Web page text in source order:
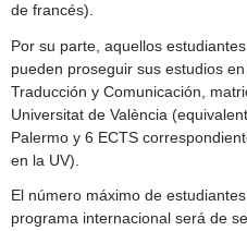
de francés).
Por su parte, aquellos
pueden proseguir sus estudios
Traducción y Comunicación,
Universitat de València
Palermo y 6 ECTS
en la UV).
El número máximo de
programa internacional será de